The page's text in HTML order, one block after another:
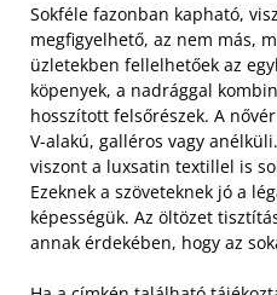
Sokféle fazonban kapható,
megfigyelhető, az nem más,
üzletekben fellelhetőek az
köpenyek, a nadrággal
hosszított felsőrészek. A
V-alakú, galléros vagy
viszont a luxsatin textillel is
Ezeknek a szöveteknek jó a
képességük. Az öltözet
annak érdekében, hogy az